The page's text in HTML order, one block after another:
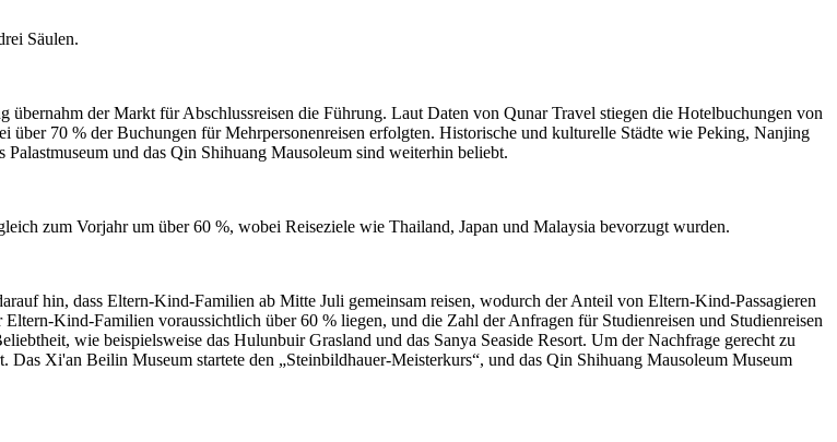
Säulen.
der Markt für Abschlussreisen die Führung. Laut Daten von Qunar Travel stiegen die Hotelbuchungen von
70 % der Buchungen für Mehrpersonenreisen erfolgten. Historische und kulturelle Städte wie Peking, Nanjing
und das Qin Shihuang Mausoleum sind weiterhin beliebt.
zum Vorjahr um über 60 %, wobei Reiseziele wie Thailand, Japan und Malaysia bevorzugt wurden.
hin, dass Eltern-Kind-Familien ab Mitte Juli gemeinsam reisen, wodurch der Anteil von Eltern-Kind-Passagieren
Kind-Familien voraussichtlich über 60 % liegen, und die Zahl der Anfragen für Studienreisen und Studienreisen
wie beispielsweise das Hulunbuir Grasland und das Sanya Seaside Resort. Um der Nachfrage gerecht zu
Xi'an Beilin Museum startete den „Steinbildhauer-Meisterkurs“, und das Qin Shihuang Mausoleum Museum